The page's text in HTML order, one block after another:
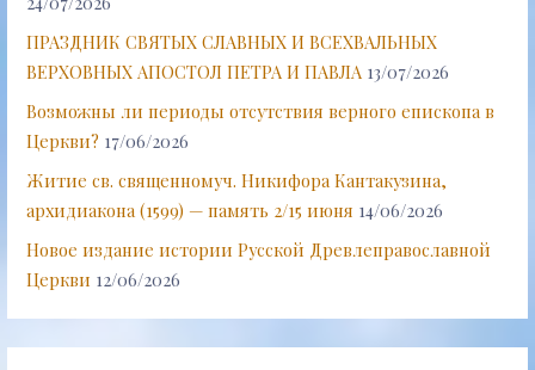
ПРАЗДНИК СВЯТЫХ СЛАВНЫХ И ВСЕХВАЛЬНЫХ
ВЕРХОВНЫХ АПОСТОЛ ПЕТРА И ПАВЛА 13/07/2026
Возможны ли периоды отсутствия верного епископа в
Церкви? 17/06/2026
Житие св. священномуч. Никифора Кантакузина,
архидиакона (1599) — память 2/15 июня 14/06/2026
Новое издание истории Русской Древлеправославной
Церкви 12/06/2026